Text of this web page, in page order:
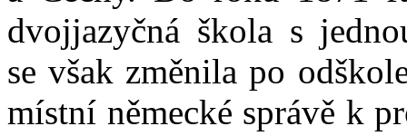
dvojjazyčná škola s
se však změnila po
místní německé správě k